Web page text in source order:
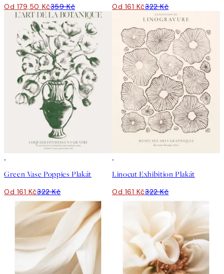
Od 179,50 Kč359 Kč Od 161 Kč322 Kč
Green Vase Poppies Plakát
Od 161 Kč322 Kč
Linocut Exhibition Plakát
Od 161 Kč322 Kč